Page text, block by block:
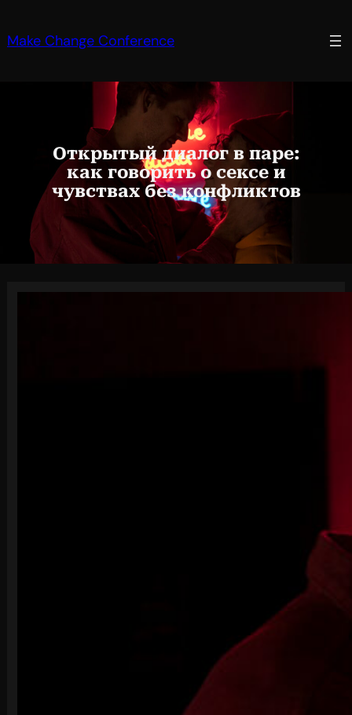
содержимому
Make Change Conference
Открытый диалог в паре:
как говорить о сексе и
чувствах без конфликтов